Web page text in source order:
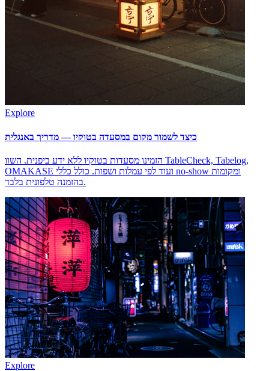
Explore
כיצד לשמור מקום במסעדה בטוקיו — מדריך באנגלית
הזמינו מסעדות בטוקיו ללא ידע ביפנית. השוו TableCheck, Tabelog,
OMAKASE ועוד לפי עמלות ושפות. כולל כללי no-show ומקומות
בהזמנה טלפונית בלבד.
Explore